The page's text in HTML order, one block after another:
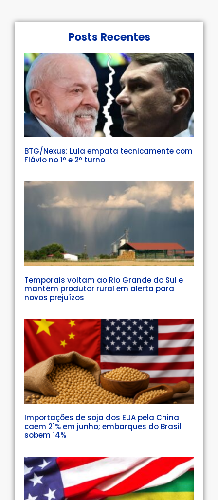
Posts Recentes
BTG/Nexus: Lula empata tecnicamente com
Flávio no 1º e 2º turno
Temporais voltam ao Rio Grande do Sul e
mantêm produtor rural em alerta para
novos prejuízos
Importações de soja dos EUA pela China
caem 21% em junho; embarques do Brasil
sobem 14%